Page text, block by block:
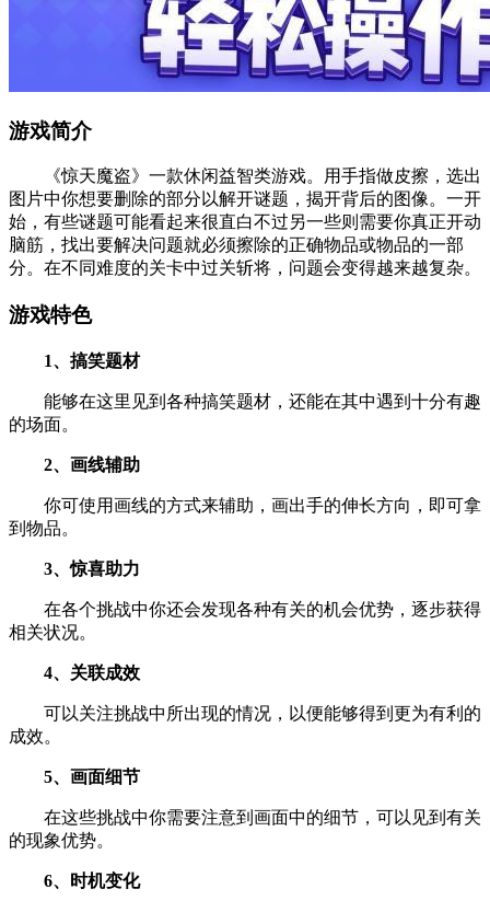
游戏简介
《惊天魔盗》一款休闲益智类游戏。用手指做皮擦，选出
图片中你想要删除的部分以解开谜题，揭开背后的图像。一开
始，有些谜题可能看起来很直白不过另一些则需要你真正开动
脑筋，找出要解决问题就必须擦除的正确物品或物品的一部
分。在不同难度的关卡中过关斩将，问题会变得越来越复杂。
游戏特色
1、搞笑题材
能够在这里见到各种搞笑题材，还能在其中遇到十分有趣
的场面。
2、画线辅助
你可使用画线的方式来辅助，画出手的伸长方向，即可拿
到物品。
3、惊喜助力
在各个挑战中你还会发现各种有关的机会优势，逐步获得
相关状况。
4、关联成效
可以关注挑战中所出现的情况，以便能够得到更为有利的
成效。
5、画面细节
在这些挑战中你需要注意到画面中的细节，可以见到有关
的现象优势。
6、时机变化